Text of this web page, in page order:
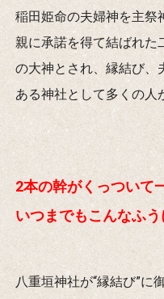
稲田姫命の夫婦神を主祭
親に承諾を得て結ばれた
の大神とされ、縁結び、
ある神社として多くの人
2本の幹がくっついて
いつまでもこんなふ
八重垣神社が“縁結び”に